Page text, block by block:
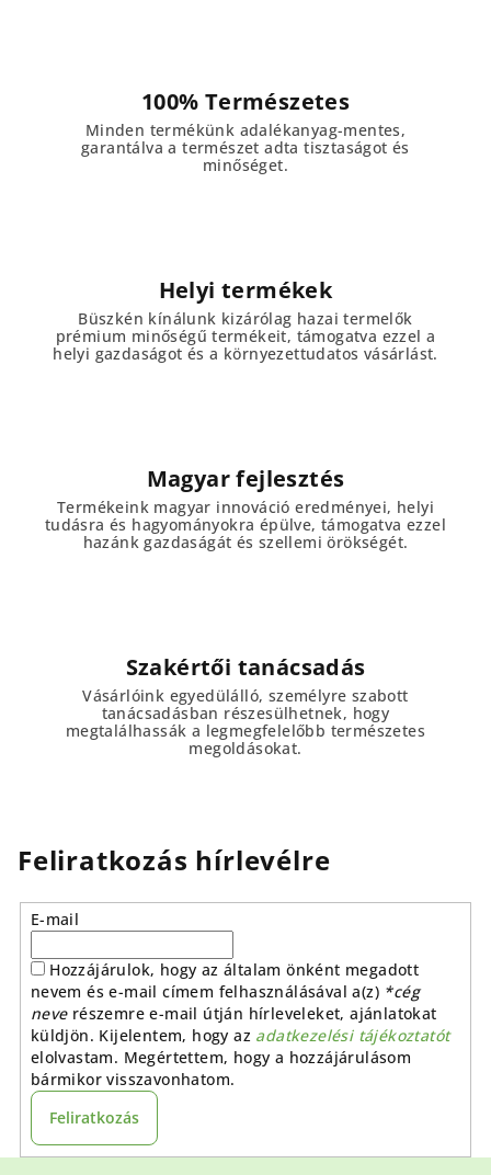
t
á
s
e
i
100% Természetes
Minden termékünk adalékanyag-mentes,
garantálva a természet adta tisztaságot és
minőséget.
Helyi termékek
Büszkén kínálunk kizárólag hazai termelők
prémium minőségű termékeit, támogatva ezzel a
helyi gazdaságot és a környezettudatos vásárlást.
Magyar fejlesztés
Termékeink magyar innováció eredményei, helyi
tudásra és hagyományokra épülve, támogatva ezzel
hazánk gazdaságát és szellemi örökségét.
Szakértői tanácsadás
Vásárlóink egyedülálló, személyre szabott
tanácsadásban részesülhetnek, hogy
megtalálhassák a legmegfelelőbb természetes
megoldásokat.
Feliratkozás hírlevélre
E-mail
Hozzájárulok, hogy az általam önként megadott
nevem és e-mail címem felhasználásával a(z) *cég
neverészemre e-mail útján hírleveleket, ajánlatokat
küldjön. Kijelentem, hogy az adatkezelési tájékoztatót
elolvastam. Megértettem, hogy a hozzájárulásom
bármikor visszavonhatom.
Feliratkozás